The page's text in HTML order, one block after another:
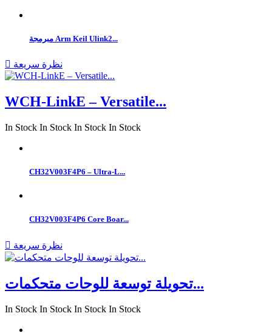
مبرمجة Arm Keil Ulink2...
 نظرة سريعة
WCH-LinkE – Versatile...
In Stock In Stock In Stock In Stock
CH32V003F4P6 – Ultra-L...
CH32V003F4P6 Core Boar...
 نظرة سريعة
تحويلة توسعة للوحات متحكمات...
In Stock In Stock In Stock In Stock